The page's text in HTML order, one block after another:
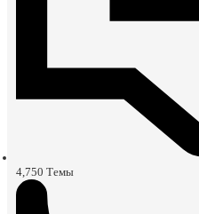
4,750 Темы